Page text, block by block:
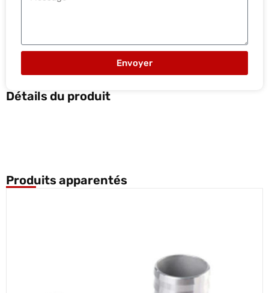
Envoyer
Détails du produit
Produits apparentés